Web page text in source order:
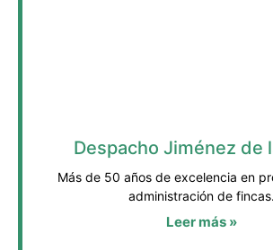
Despacho Jiménez de
Más de 50 años de excelencia en
administración de fincas.
Leer más »